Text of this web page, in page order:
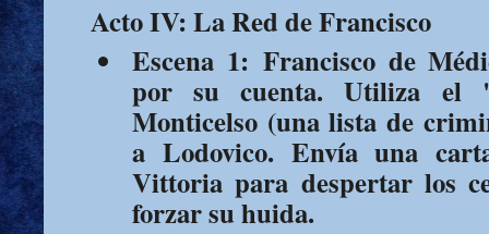
Acto IV: La Red de Francisco
Escena 1: Francisco de
por su cuenta. Utiliza el
Monticelso (una lista de
a Lodovico. Envía una
Vittoria para despertar los
forzar su huida.